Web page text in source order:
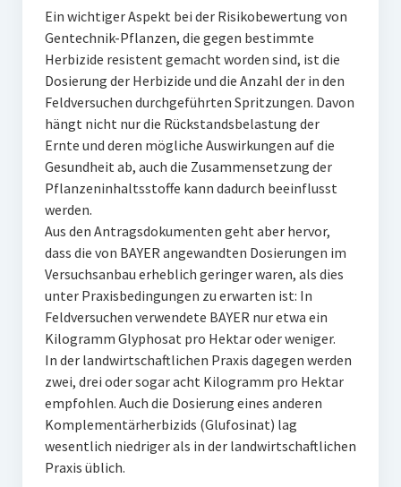
Ein wichtiger Aspekt bei der Risikobewertung von
Gentechnik-Pflanzen, die gegen bestimmte
Herbizide resistent gemacht worden sind, ist die
Dosierung der Herbizide und die Anzahl der in den
Feldversuchen durchgeführten Spritzungen. Davon
hängt nicht nur die Rückstandsbelastung der
Ernte und deren mögliche Auswirkungen auf die
Gesundheit ab, auch die Zusammensetzung der
Pflanzeninhaltsstoffe kann dadurch beeinflusst
werden.
Aus den Antragsdokumenten geht aber hervor,
dass die von BAYER angewandten Dosierungen im
Versuchsanbau erheblich geringer waren, als dies
unter Praxisbedingungen zu erwarten ist: In
Feldversuchen verwendete BAYER nur etwa ein
Kilogramm Glyphosat pro Hektar oder weniger.
In der landwirtschaftlichen Praxis dagegen werden
zwei, drei oder sogar acht Kilogramm pro Hektar
empfohlen. Auch die Dosierung eines anderen
Komplementärherbizids (Glufosinat) lag
wesentlich niedriger als in der landwirtschaftlichen
Praxis üblich.